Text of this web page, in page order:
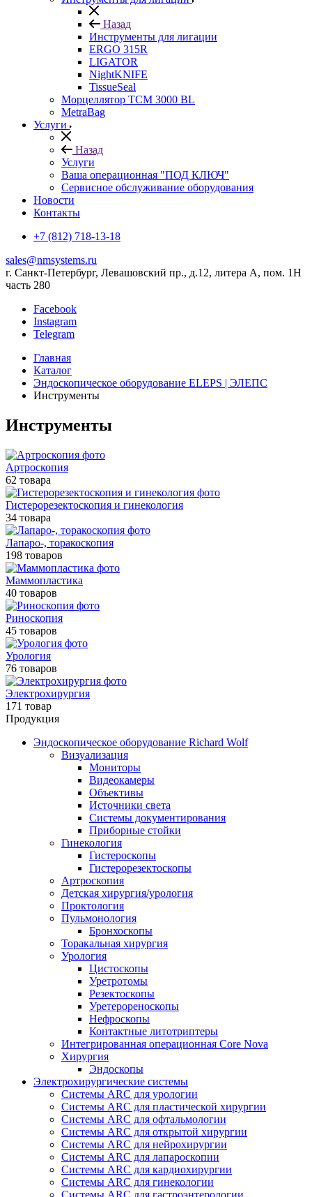
Назад
Инструменты для лигации
ERGO 315R
LIGATOR
NightKNIFE
TissueSeal
Морцеллятор ТСМ 3000 BL
MetraBag
Услуги
Назад
Услуги
Ваша операционная "ПОД КЛЮЧ"
Сервисное обслуживание оборудования
Новости
Контакты
+7 (812) 718-13-18
sales@nmsystems.ru
г. Санкт-Петербург, Левашовский пр., д.12, литера А, пом. 1Н
часть 280
Facebook
Instagram
Telegram
Главная
Каталог
Эндоскопическое оборудование ELEPS | ЭЛЕПС
Инструменты
Инструменты
Артроскопия
62 товара
Гистерорезектоскопия и гинекология
34 товара
Лапаро-, торакоскопия
198 товаров
Маммопластика
40 товаров
Риноскопия
45 товаров
Урология
76 товаров
Электрохирургия
171 товар
Продукция
Эндоскопическое оборудование Richard Wolf
Визуализация
Мониторы
Видеокамеры
Объективы
Источники света
Системы документирования
Приборные стойки
Гинекология
Гистероскопы
Гистерорезектоскопы
Артроскопия
Детская хирургия/урология
Проктология
Пульмонология
Бронхоскопы
Торакальная хирургия
Урология
Цистоскопы
Уретротомы
Резектоскопы
Уретерореноскопы
Нефроскопы
Контактные литотриптеры
Интегрированная операционная Core Nova
Хирургия
Эндоскопы
Электрохирургические системы
Системы ARC для урологии
Системы ARC для пластической хирургии
Системы ARC для офтальмологии
Системы ARC для открытой хирургии
Системы ARC для нейрохирургии
Системы ARC для лапароскопии
Системы ARC для кардиохирургии
Системы ARC для гинекологии
Системы ARC для гастроэнтерологии